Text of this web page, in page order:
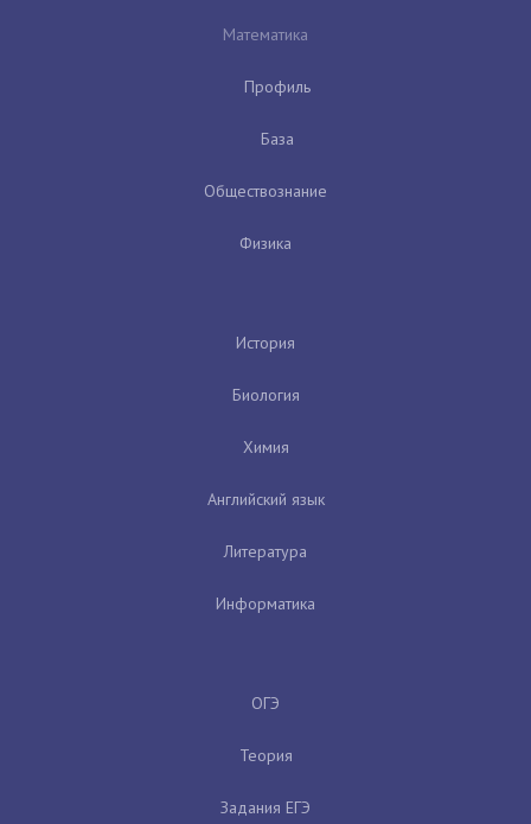
Математика
Профиль
База
Обществознание
Физика
История
Биология
Химия
Английский язык
Литература
Информатика
ОГЭ
Теория
Задания ЕГЭ